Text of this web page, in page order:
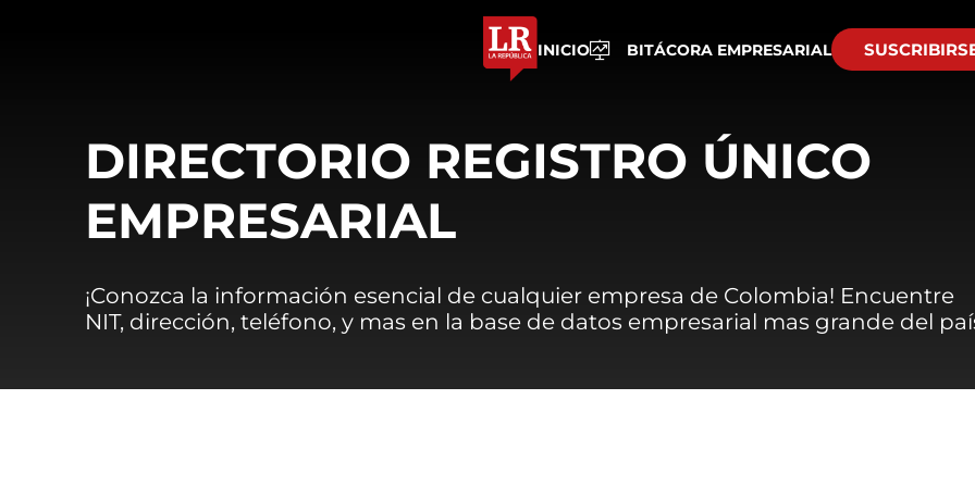
INICIO BITÁCORA EMPRESARIAL
DIRECTORIO REGISTRO ÚNICO
EMPRESARIAL
¡Conozca la información esencial de cualquier empresa de Colombia! Encuentre
NIT, dirección, teléfono, y mas en la base de datos empresarial mas grande del